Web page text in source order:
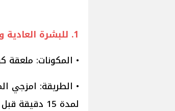
1. للبشرة العادية والمختلطة
• المكونات: ملعقة
• الطريقة: امزجي
لمدة 15 دقيقة قبل غسلها بالماء الفاتر.